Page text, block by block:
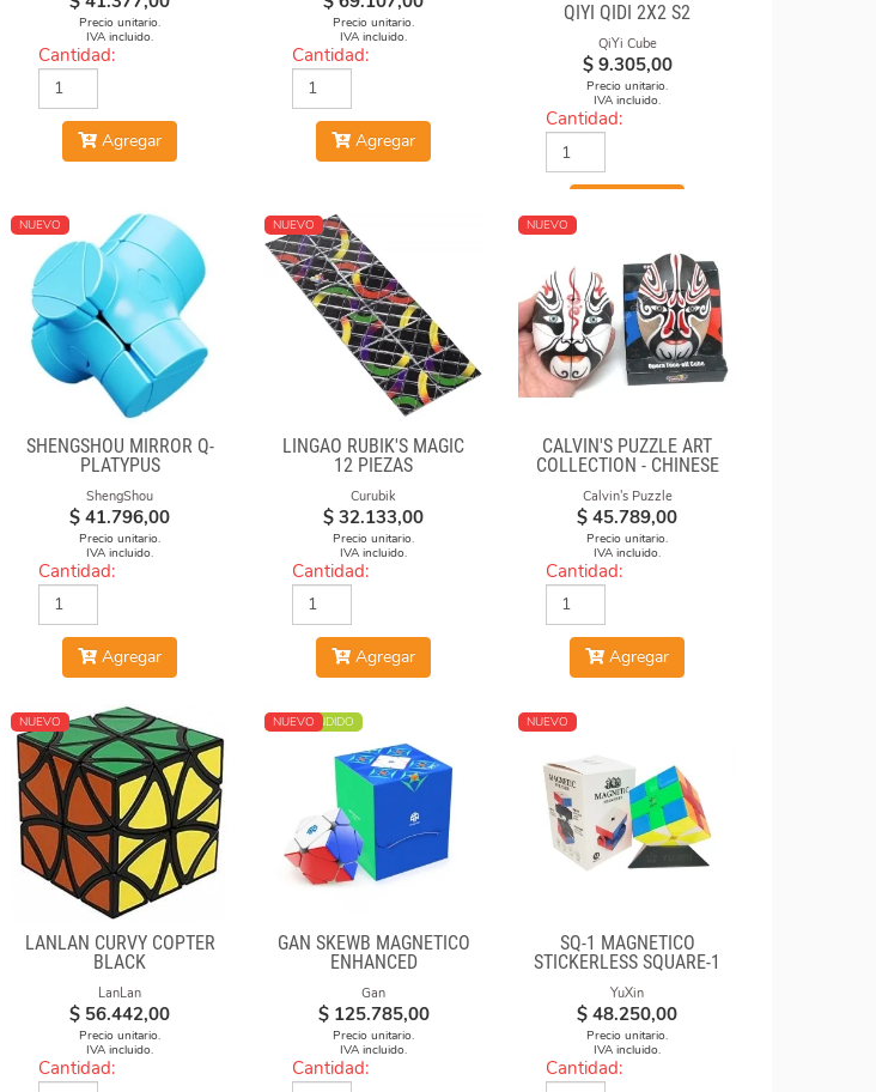
Precio unitario.
IVA incluido.
Cantidad:
Agregar
Precio unitario.
IVA incluido.
Cantidad:
Agregar
QIYI QIDI 2X2 S2
QiYi Cube
$ 9.305,00
Precio unitario.
IVA incluido.
Cantidad:
NUEVO
SHENGSHOU MIRROR Q-
PLATYPUS
ShengShou
$ 41.796,00
Precio unitario.
IVA incluido.
Cantidad:
Agregar
NUEVO
LINGAO RUBIK'S MAGIC
12 PIEZAS
Curubik
$ 32.133,00
Precio unitario.
IVA incluido.
Cantidad:
Agregar
NUEVO
CALVIN'S PUZZLE ART
COLLECTION - CHINESE
OPERA FACE-OFF CUBE
(BLACK & WHITE MASKS)
Calvin's Puzzle
$ 45.789,00
Precio unitario.
IVA incluido.
Cantidad:
Agregar
NUEVO
LANLAN CURVY COPTER
BLACK
LanLan
$ 56.442,00
Precio unitario.
IVA incluido.
Cantidad:
MÁS VENDIDO
NUEVO
GAN SKEWB MAGNETICO
ENHANCED
Gan
$ 125.785,00
Precio unitario.
IVA incluido.
Cantidad:
NUEVO
SQ-1 MAGNÉTICO
STICKERLESS SQUARE-1
YuXin
$ 48.250,00
Precio unitario.
IVA incluido.
Cantidad: